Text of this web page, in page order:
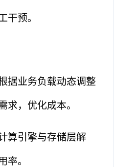
干预。
据业务负载动态调整
求，优化成本。
算引擎与存储层解
率。